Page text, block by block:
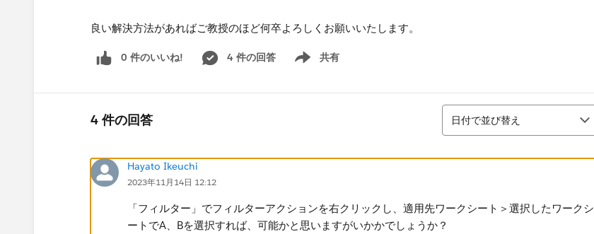
良い解決方法があればご教授のほど何卒よろしくお願いいたします。
0 件のいいね! 4 件の回答 共有
Show menu
4 件の回答
並び替え
日付で並び替え
Hayato Ikeuchi
2023年11月14日 12:12
「フィルター」でフィルターアクションを右クリックし、適用先ワークシート＞選択したワークシ
ートでA、Bを選択すれば、可能かと思いますがいかかでしょうか？